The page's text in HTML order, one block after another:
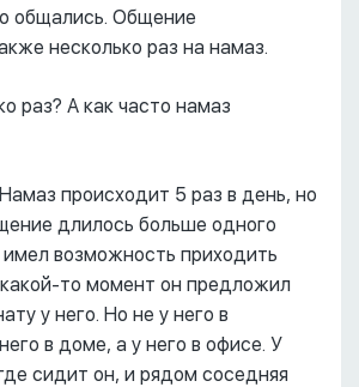
общались. Общение
несколько раз на намаз.
раз? А как часто намаз
Намаз происходит 5 раз в день, но
длилось больше одного
возможность приходить
то момент он предложил
у него. Но не у него в
в доме, а у него в офисе. У
сидит он, и рядом соседняя